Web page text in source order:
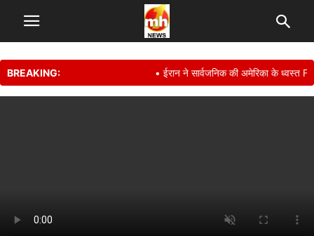
BREAKING: • ईरान ने सार्वजनिक की अमेरिका के ध्वस्त F-